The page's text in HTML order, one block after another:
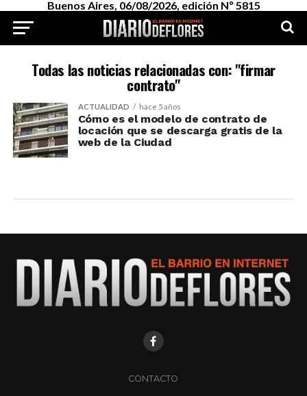
Buenos Aires, 06/08/2026, edición Nº 5815
Todas las noticias relacionadas con: "firmar
contrato"
ACTUALIDAD hace 5 años
Cómo es el modelo de contrato de
locación que se descarga gratis de la
web de la Ciudad
CONTACTO